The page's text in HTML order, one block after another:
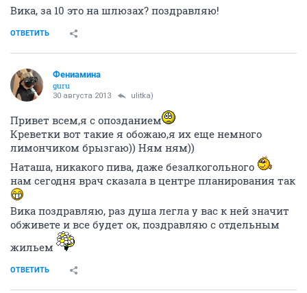
Вика, за 10 это на шлюзах? поздравляю!
ОТВЕТИТЬ
Фениамина
guru
30 августа 2013 ulitka)
Привет всем,я с опозданием
Креветки вот такие я обожаю,я их еще немного
лимончиком брызгаю)) Ням ням))
Наташа, никакого пива, даже безалкогольного
нам сегодня врач сказала в центре планирования так
Вика поздравляю, раз душа легла у вас к ней значит
обживете и все будет ок, поздравляю с отдельным
жильем
ОТВЕТИТЬ